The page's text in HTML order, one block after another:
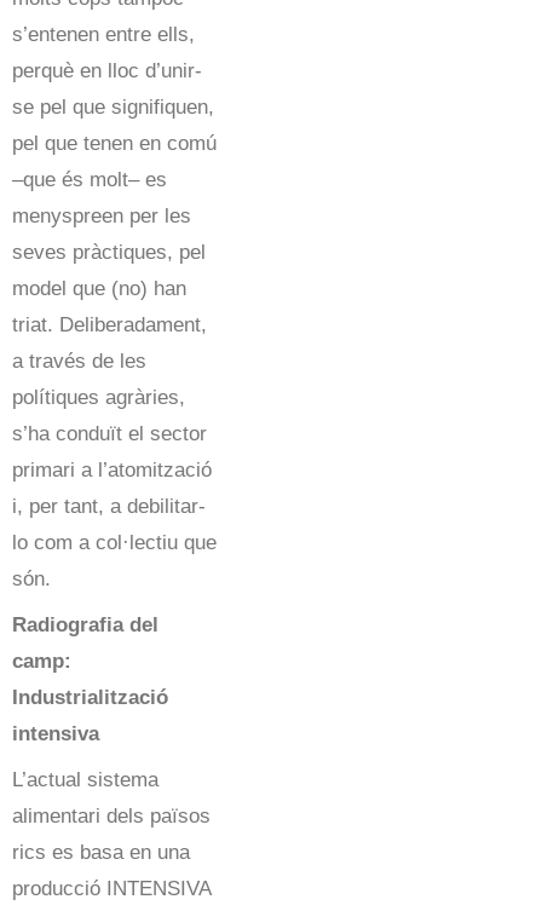
s’entenen entre ells,
perquè en lloc d’unir-
se pel que signifiquen,
pel que tenen en comú
–que és molt– es
menyspreen per les
seves pràctiques, pel
model que (no) han
triat. Deliberadament,
a través de les
polítiques agràries,
s’ha conduït el sector
primari a l’atomització
i, per tant, a debilitar-
lo com a col·lectiu que
són.
Radiografia del
camp:
Industrialització
intensiva
L’actual sistema
alimentari dels països
rics es basa en una
producció INTENSIVA